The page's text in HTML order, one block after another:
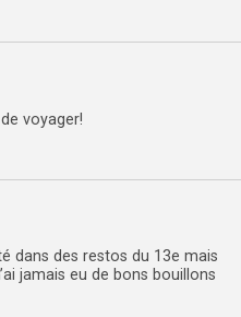
voyager!
dans des restos du 13e mais
jamais eu de bons bouillons